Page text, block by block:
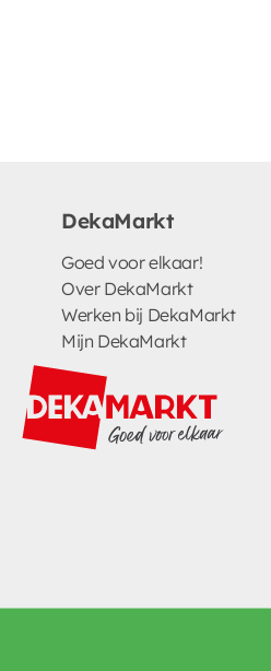
DekaMarkt
Goed voor elkaar!
Over DekaMarkt
Werken bij DekaMarkt
Mijn DekaMarkt